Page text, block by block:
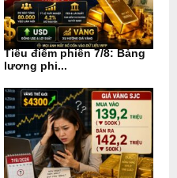
Tiêu điểm phiên 7/8: Bảng
lương phi...